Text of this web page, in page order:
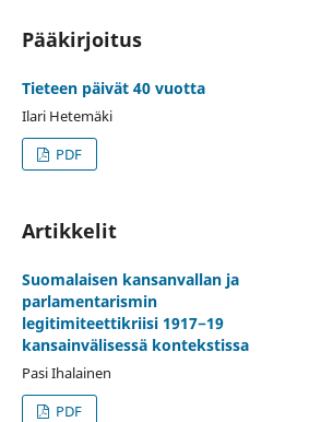
Pääkirjoitus
Tieteen päivät 40 vuotta
Ilari Hetemäki
PDF
Artikkelit
Suomalaisen kansanvallan ja
parlamentarismin
legitimiteettikriisi 1917−19
kansainvälisessä kontekstissa
Pasi Ihalainen
PDF